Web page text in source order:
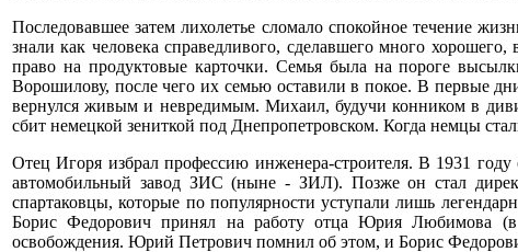
Последовавшее затем лихолетье сломало спокойное течение
знали как человека справедливого, сделавшего много
право на продуктовые карточки. Семья была на пороге
Ворошилову, после чего их семью оставили в покое. В первые
вернулся живым и невредимым. Михаил, будучи конником в
сбит немецкой зениткой под Днепропетровском. Когда немцы
Отец Игоря избрал профессию инженера-строителя. В 1931
автомобильный завод ЗИС (ныне - ЗИЛ). Позже он стал
спартаковцы, которые по популярности уступали лишь
Борис Федорович принял на работу отца Юрия Любимова (в
освобождения. Юрий Петрович помнил об этом, и Борис